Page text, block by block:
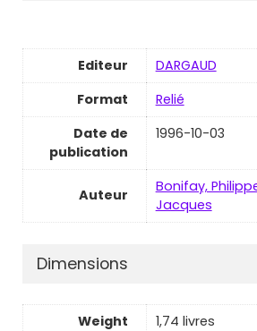
Editeur
DARGAUD
Format
Relié
Date de
publication
1996-10-03
Auteur Bonifay,
Jacques
Dimensions
Weight 1,74 livres